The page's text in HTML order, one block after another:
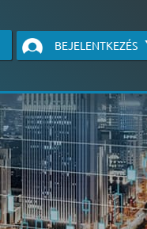
BEJELENTKEZÉS